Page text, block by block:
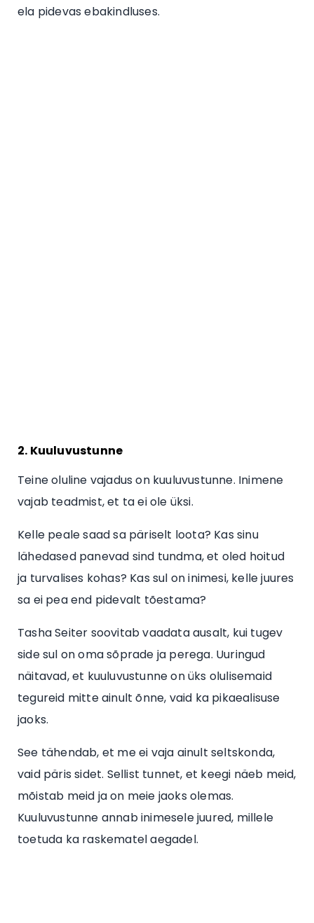
ela pidevas ebakindluses.
2. Kuuluvustunne
Teine oluline vajadus on kuuluvustunne. Inimene
vajab teadmist, et ta ei ole üksi.
Kelle peale saad sa päriselt loota? Kas sinu
lähedased panevad sind tundma, et oled hoitud
ja turvalises kohas? Kas sul on inimesi, kelle juures
sa ei pea end pidevalt tõestama?
Tasha Seiter soovitab vaadata ausalt, kui tugev
side sul on oma sõprade ja perega. Uuringud
näitavad, et kuuluvustunne on üks olulisemaid
tegureid mitte ainult õnne, vaid ka pikaealisuse
jaoks.
See tähendab, et me ei vaja ainult seltskonda,
vaid päris sidet. Sellist tunnet, et keegi näeb meid,
mõistab meid ja on meie jaoks olemas.
Kuuluvustunne annab inimesele juured, millele
toetuda ka raskematel aegadel.